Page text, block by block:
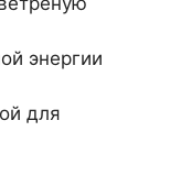
энергии
для